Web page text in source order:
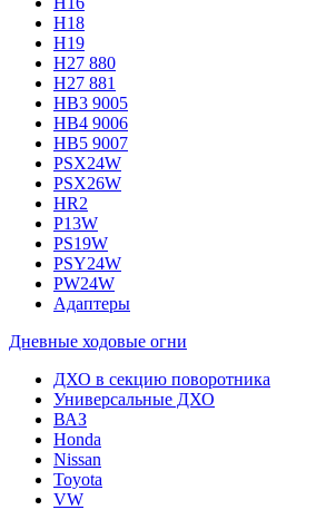
H18
H19
H27 880
H27 881
HB3 9005
HB4 9006
HB5 9007
PSX24W
PSX26W
HR2
P13W
PS19W
PSY24W
PW24W
Адаптеры
Дневные ходовые огни
ДХО в секцию поворотника
Универсальные ДХО
ВАЗ
Honda
Nissan
Toyota
VW